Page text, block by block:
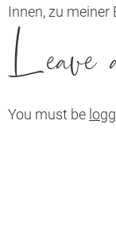
Innen, zu meiner
You must be